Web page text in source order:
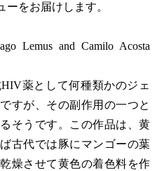
ーをお届けします。
Lemus and Camilo Acosta
薬として何種類かのジェ
すが、その副作用の一つと
そうです。この作品は、黄
古代では豚にマンゴーの葉
燥させて黄色の着色料を作